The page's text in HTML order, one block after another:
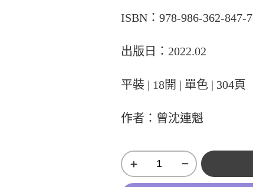
ISBN：978-986-362-847-7
出版日：2022.02
平裝 | 18開 | 單色 | 304頁
作者：曾沈連魁